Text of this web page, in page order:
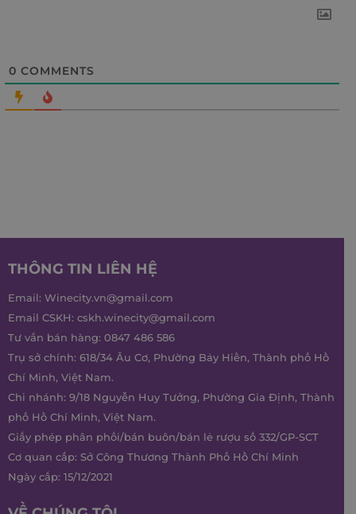
0 COMMENTS
THÔNG TIN LIÊN HỆ
Email: Winecity.vn@gmail.com
Email CSKH: cskh.winecity@gmail.com
Tư vấn bán hàng: 0847 486 586
Trụ sở chính: 618/34 Âu Cơ, Phường Bảy Hiền, Thành phố Hồ
Chí Minh, Việt Nam.
Chi nhánh: 9/18 Nguyễn Huy Tưởng, Phường Gia Định, Thành
phố Hồ Chí Minh, Việt Nam.
Giấy phép phân phối/bán buôn/bán lẻ rượu số 332/GP-SCT
Cơ quan cấp: Sở Công Thương Thành Phố Hồ Chí Minh
Ngày cấp: 15/12/2021